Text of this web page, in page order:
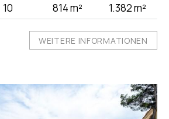
10 814 m² 1.382 m²
WEITERE INFORMATIONEN